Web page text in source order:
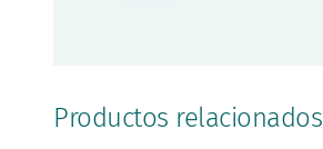
Productos relacionados